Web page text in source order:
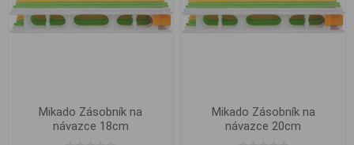
Mikado Zásobník na
návazce 18cm
Mikado Zásobník na
návazce 20cm